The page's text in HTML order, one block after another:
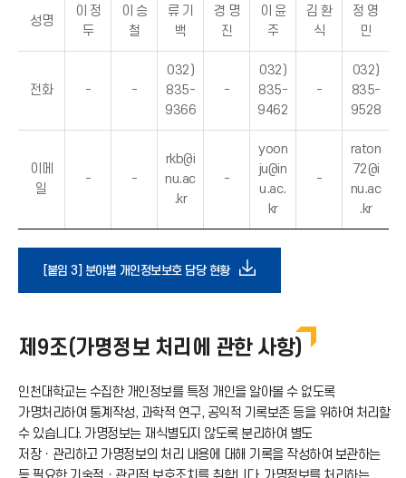
성명
이 정
두
이 승
철
류 기
백
경 명
진
이 윤
주
김 환
식
정 영
민
전화 - -
032)
835-
9366
-
032)
835-
9462
-
032)
835-
9528
이메
일
- -
rkb@i
nu.ac
.kr
-
yoon
ju@in
u.ac.
kr
-
raton
72@i
nu.ac
.kr
[붙임 3] 분야별 개인정보보호 담당 현황다
로
드
아
제9조(가명정보 처리에 관한 사항)
인천대학교는 수집한 개인정보를 특정 개인을 알아볼 수 없도록
가명처리하여 통계작성, 과학적 연구, 공익적 기록보존 등을 위하여 처리할
수 있습니다. 가명정보는 재식별되지 않도록 분리하여 별도
저장ㆍ관리하고 가명정보의 처리 내용에 대해 기록을 작성하여 보관하는